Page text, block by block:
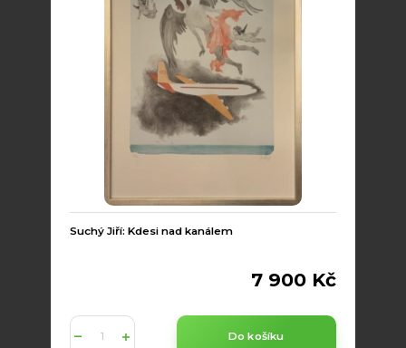
Suchý Jiří: Kdesi nad kanálem
7 900 Kč
Do košíku